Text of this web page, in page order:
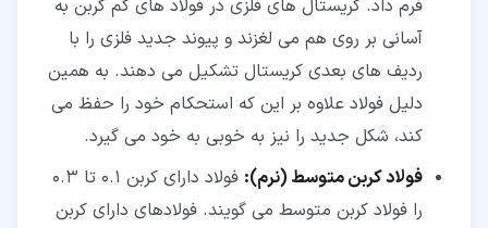
فرم داد. کریستال های فلزی در فولاد های کم کربن به
آسانی بر روی هم می لغزند و پیوند جدید فلزی را با
ردیف های بعدی کریستال تشکیل می دهند. به همین
دلیل فولاد علاوه بر این که استحکام خود را حفظ می
کند، شکل جدید را نیز به خوبی به خود می گیرد.
فولاد کربن متوسط (نرم):
فولاد دارای کربن 0.1 تا 0.3
را فولاد کربن متوسط می گویند. فولادهای دارای کربن